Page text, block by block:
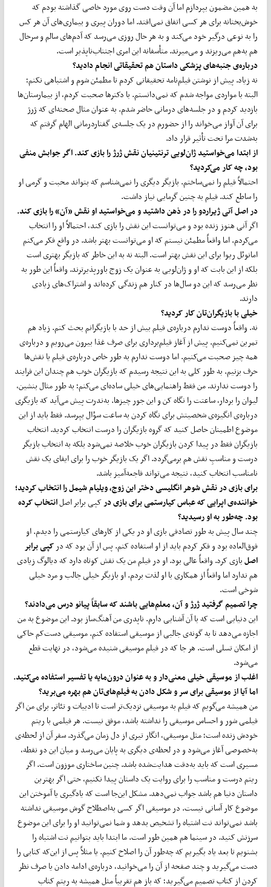
به همین مضمون بپردازم اما آن ‌وقت دست روی مورد خاصی گذاشته بودم که
خوش‌بختانه برای هر کسی اتفاق نمی‌افتد. اما دوران پیری و بیماری‌های آن هر کس
را به نوعی درگیر خود می‌کند و به هر حال روزی می‌رسد که آدم‌های سالم و سرحال
هم به‌هم می‌ریزند و می‌میرند. متأسفانه این امری اجتناب‌ناپذیر است.
درباره‌ی جنبه‌های پزشکی داستان هم تحقیقاتی انجام دادید؟
نه زیاد. پیش از نوشتن فیلم‌نامه تحقیقاتی کردم تا مطمئن شوم و اشتباهی نکنم؛
البته با مواردی مواجه شدم که نمی‌دانستم. با دکترها صحبت کردم، از بیمارستان‌ها
بازدید کردم و در جلسه‌های درمانی حاضر شدم. به عنوان مثال صحنه‌ای که ژرژ
برای آن آواز می‌خواند را از حضورم در یک جلسه‌ی گفتار‌درمانی الهام گرفتم که
به‌شدت مرا تحت ‌تأثیر قرار داد.
از ابتدا می‌خواستید ژان‌لویی ترنتینیان نقش ژرژ را بازی کند. اگر جوابش منفی
بود، چه کار می‌کردید؟
احتمالاً فیلم را نمی‌ساختم. بازیگر دیگری را نمی‌شناسم که بتواند محبت و گرمی او
را ساطع کند. فیلم به چنین گرمایی نیاز داشت.
در اصل آنی ژیراردو را در ذهن داشتید و می‌خواستید او نقش «آن» را بازی کند.
اگر آنی هنوز زنده بود و می‌توانست این نقش را بازی کند، احتمالاً او را انتخاب
می‌کردم. اما واقعاً مطمئن نیستم که او می‌توانست بهتر باشد. در واقع فکر می‌کنم
امانوئل ریوا برای این نقش بهتر است. البته نه به این خاطر که بازیگر بهتری است
بلکه از این بابت که او و ژان‌لویی به عنوان یک زوج باورپذیرترند. واقعاً این‌ طور به
نظر می‌رسد که این دو سال‌ها در کنار هم زندگی کرده‌اند و اشتراک‌های زیادی
دارند.
خیلی با بازیگران‌تان کار کردید؟
نه. واقعاً دوست ندارم درباره‌ی فیلم بیش از حد با بازیگرانم بحث کنم. زیاد هم
تمرین نمی‌کنیم. پیش از آغاز فیلم‌برداری برای صرف غذا بیرون می‌رویم و درباره‌ی
همه چیز صحبت می‌کنیم. اما دوست ندارم به‌ طور خاص درباره‌ی فیلم یا نقش‌ها
حرف بزنیم. به‌ طور کلی به این نتیجه رسیدم که بازیگران خوب هم چندان این فرایند
را دوست ندارند. من فقط راهنمایی‌های خیلی ساده‌ای می‌کنم؛ به‌ طور مثال بنشین،
لیوان را بردار، ساعتت را نگاه کن و این‌ جور چیزها. به‌ندرت پیش می‌آید که بازیگری
درباره‌ی انگیزه‌ی شخصیتش برای نگاه کردن به ساعت سؤال بپرسد. فقط باید از این
موضوع اطمینان حاصل کنید که گروه بازیگران را درست انتخاب کردید. انتخاب
بازیگران فقط در پیدا کردن بازیگران خوب خلاصه نمی‌شود بلکه به انتخاب بازیگر
درست و مناسبِ نقش هم برمی‌گردد. اگر یک بازیگر خوب را برای ایفای یک نقش
نامناسب انتخاب کنید، نتیجه می‌تواند فاجعه‌آمیز باشد.
برای بازی در نقش شوهر انگلیسی دختر این زوج، ویلیام شیمل را انتخاب کردید؛
خواننده‌ی اپرایی که عباس کیارستمی برای بازی درکپی برابر اصلانتخاب کرده
بود. چه‌طور به او رسیدید؟
چند سال پیش به‌ طور تصادفی بازی او در یکی از کارهای کیارستمی را دیدم. او
فوق‌العاده بود و فکر کردم باید از او استفاده کنم. پس از آن بود که در کپی برابر
اصلبازی کرد. واقعاً عالی بود. او در فیلم من یک نقش کوتاه دارد که دیالوگ زیادی
هم ندارد اما واقعاً از همکاری با او لذت بردم. او بازیگر خیلی جالب و مرد خیلی
شوخی است.
چرا تصمیم گرفتید ژرژ و آن، معلم‌هایی باشند که سابقاً پیانو درس می‌دادند؟
این دنیایی است که با آن آشنایی دارم. ناپدری من آهنگ‌ساز بود. این موضوع به من
اجازه می‌دهد تا به ‌گونه‌ی جالبی از موسیقی استفاده کنم. موسیقی دست‌کم حاکی
از امکان تسلی است. هر جا که در فیلم موسیقی شنیده می‌شود، در نهایت قطع
می‌شود.
اغلب از موسیقی خیلی معنی‌دار و به عنوان درون‌مایه یا تفسیر استفاده می‌کنید.
اما آیا از موسیقی برای سر و شکل دادن به فیلم‌های‌تان هم بهره می‌برید؟
من همیشه می‌گویم که فیلم به موسیقی نزدیک‌تر است تا ادبیات و تئاتر. برای من اگر
فیلمی شور و احساس موسیقی را نداشته باشد، موفق نیست. هر فیلمی با ریتم
خودش زنده است؛ مثل موسیقی، انگار تیری از دل زمان می‌گذرد. سفر آن از لحظه‌ی
به‌خصوصی آغاز می‌شود و در لحظه‌ی دیگری به پایان می‌رسد و میان این دو نقطه،
مسیری است که باید به‌دقت هدایت‌شده باشد. چنین ساختاری موزون است. اگر
ریتم درست و مناسب را برای روایت یک داستان پیدا نکنیم، حتی اگر بهترین
داستان دنیا هم باشد جواب نمی‌دهد. مشکل این‌جا است که یادگیری یا آموختن این
موضوع کار آسانی نیست. در موسیقی اگر کسی به‌اصطلاح گوش موسیقی نداشته
باشد نمی‌تواند نت اشتباه را تشخیص بدهد و شما نمی‌توانید او را برای این موضوع
سرزنش کنید. در سینما هم همین‌ طور است. ما ابتدا باید بتوانیم نت اشتباه را
بشنویم تا بعد یاد بگیریم که چه‌طور آن را اصلاح کنیم. یا مثلاً پس از این‌که کتابی را
دست می‌گیرید و چند صفحه از آن را می‌خوانید، درباره‌ی ادامه دادن یا صرف ‌نظر
کردن از کتاب تصمیم می‌گیرید؛ که باز هم تقریباً مثل همیشه به ریتم کتاب